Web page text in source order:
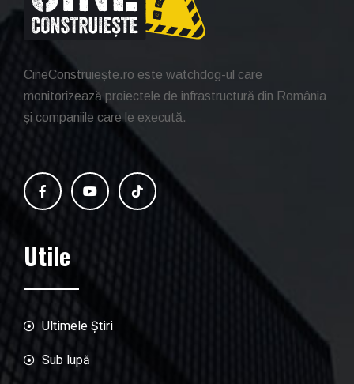
CineConstruiește.ro este watchdog-ul care
monitorizează proiectele de infrastructură din România
și companiile care le execută.
Utile
Ultimele Știri
Sub lupă